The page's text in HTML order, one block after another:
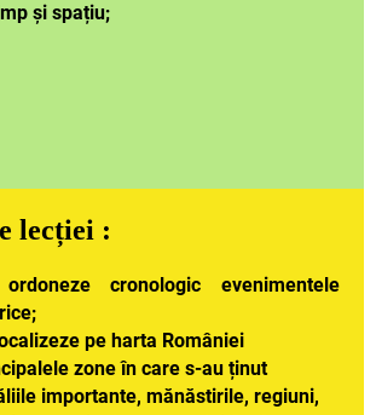
și spațiu;
lecției :
cronologic evenimentele
pe harta României
zone în care s-au ținut
importante, mănăstirile, regiuni,